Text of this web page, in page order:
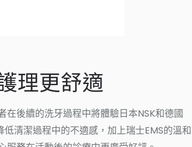
元醇牙周護理）
牙齦潔淨呼吸更自在 牙
對牙齦上、下區域進行